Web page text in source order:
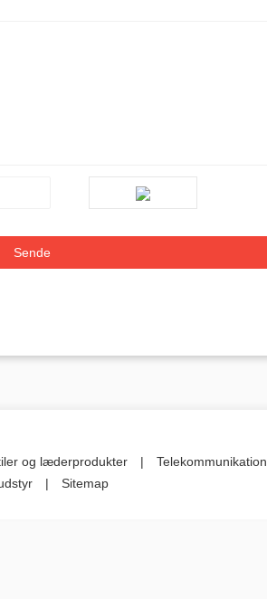
og læderprodukter | Telekommunikation
| Sitemap